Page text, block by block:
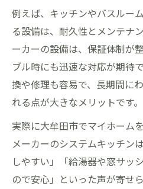
例えば、キッチンやバスルー
る設備は、耐久性とメンテナ
ーカーの設備は、保証体制が
ブル時にも迅速な対応が期待
換や修理も容易で、長期間に
れる点が大きなメリットです。
実際に大牟田市でマイホーム
メーカーのシステムキッチン
しやすい」「給湯器や窓サッ
ので安心」といった声が寄せ